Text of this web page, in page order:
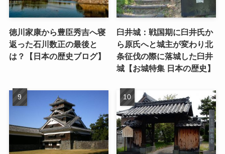
徳川家康から豊臣秀吉へ寝
返った石川数正の最後と
は？【日本の歴史ブログ】
臼井城：戦国期に臼井氏か
ら原氏へと城主が変わり北
条征伐の際に落城した臼井
城【お城特集 日本の歴史】